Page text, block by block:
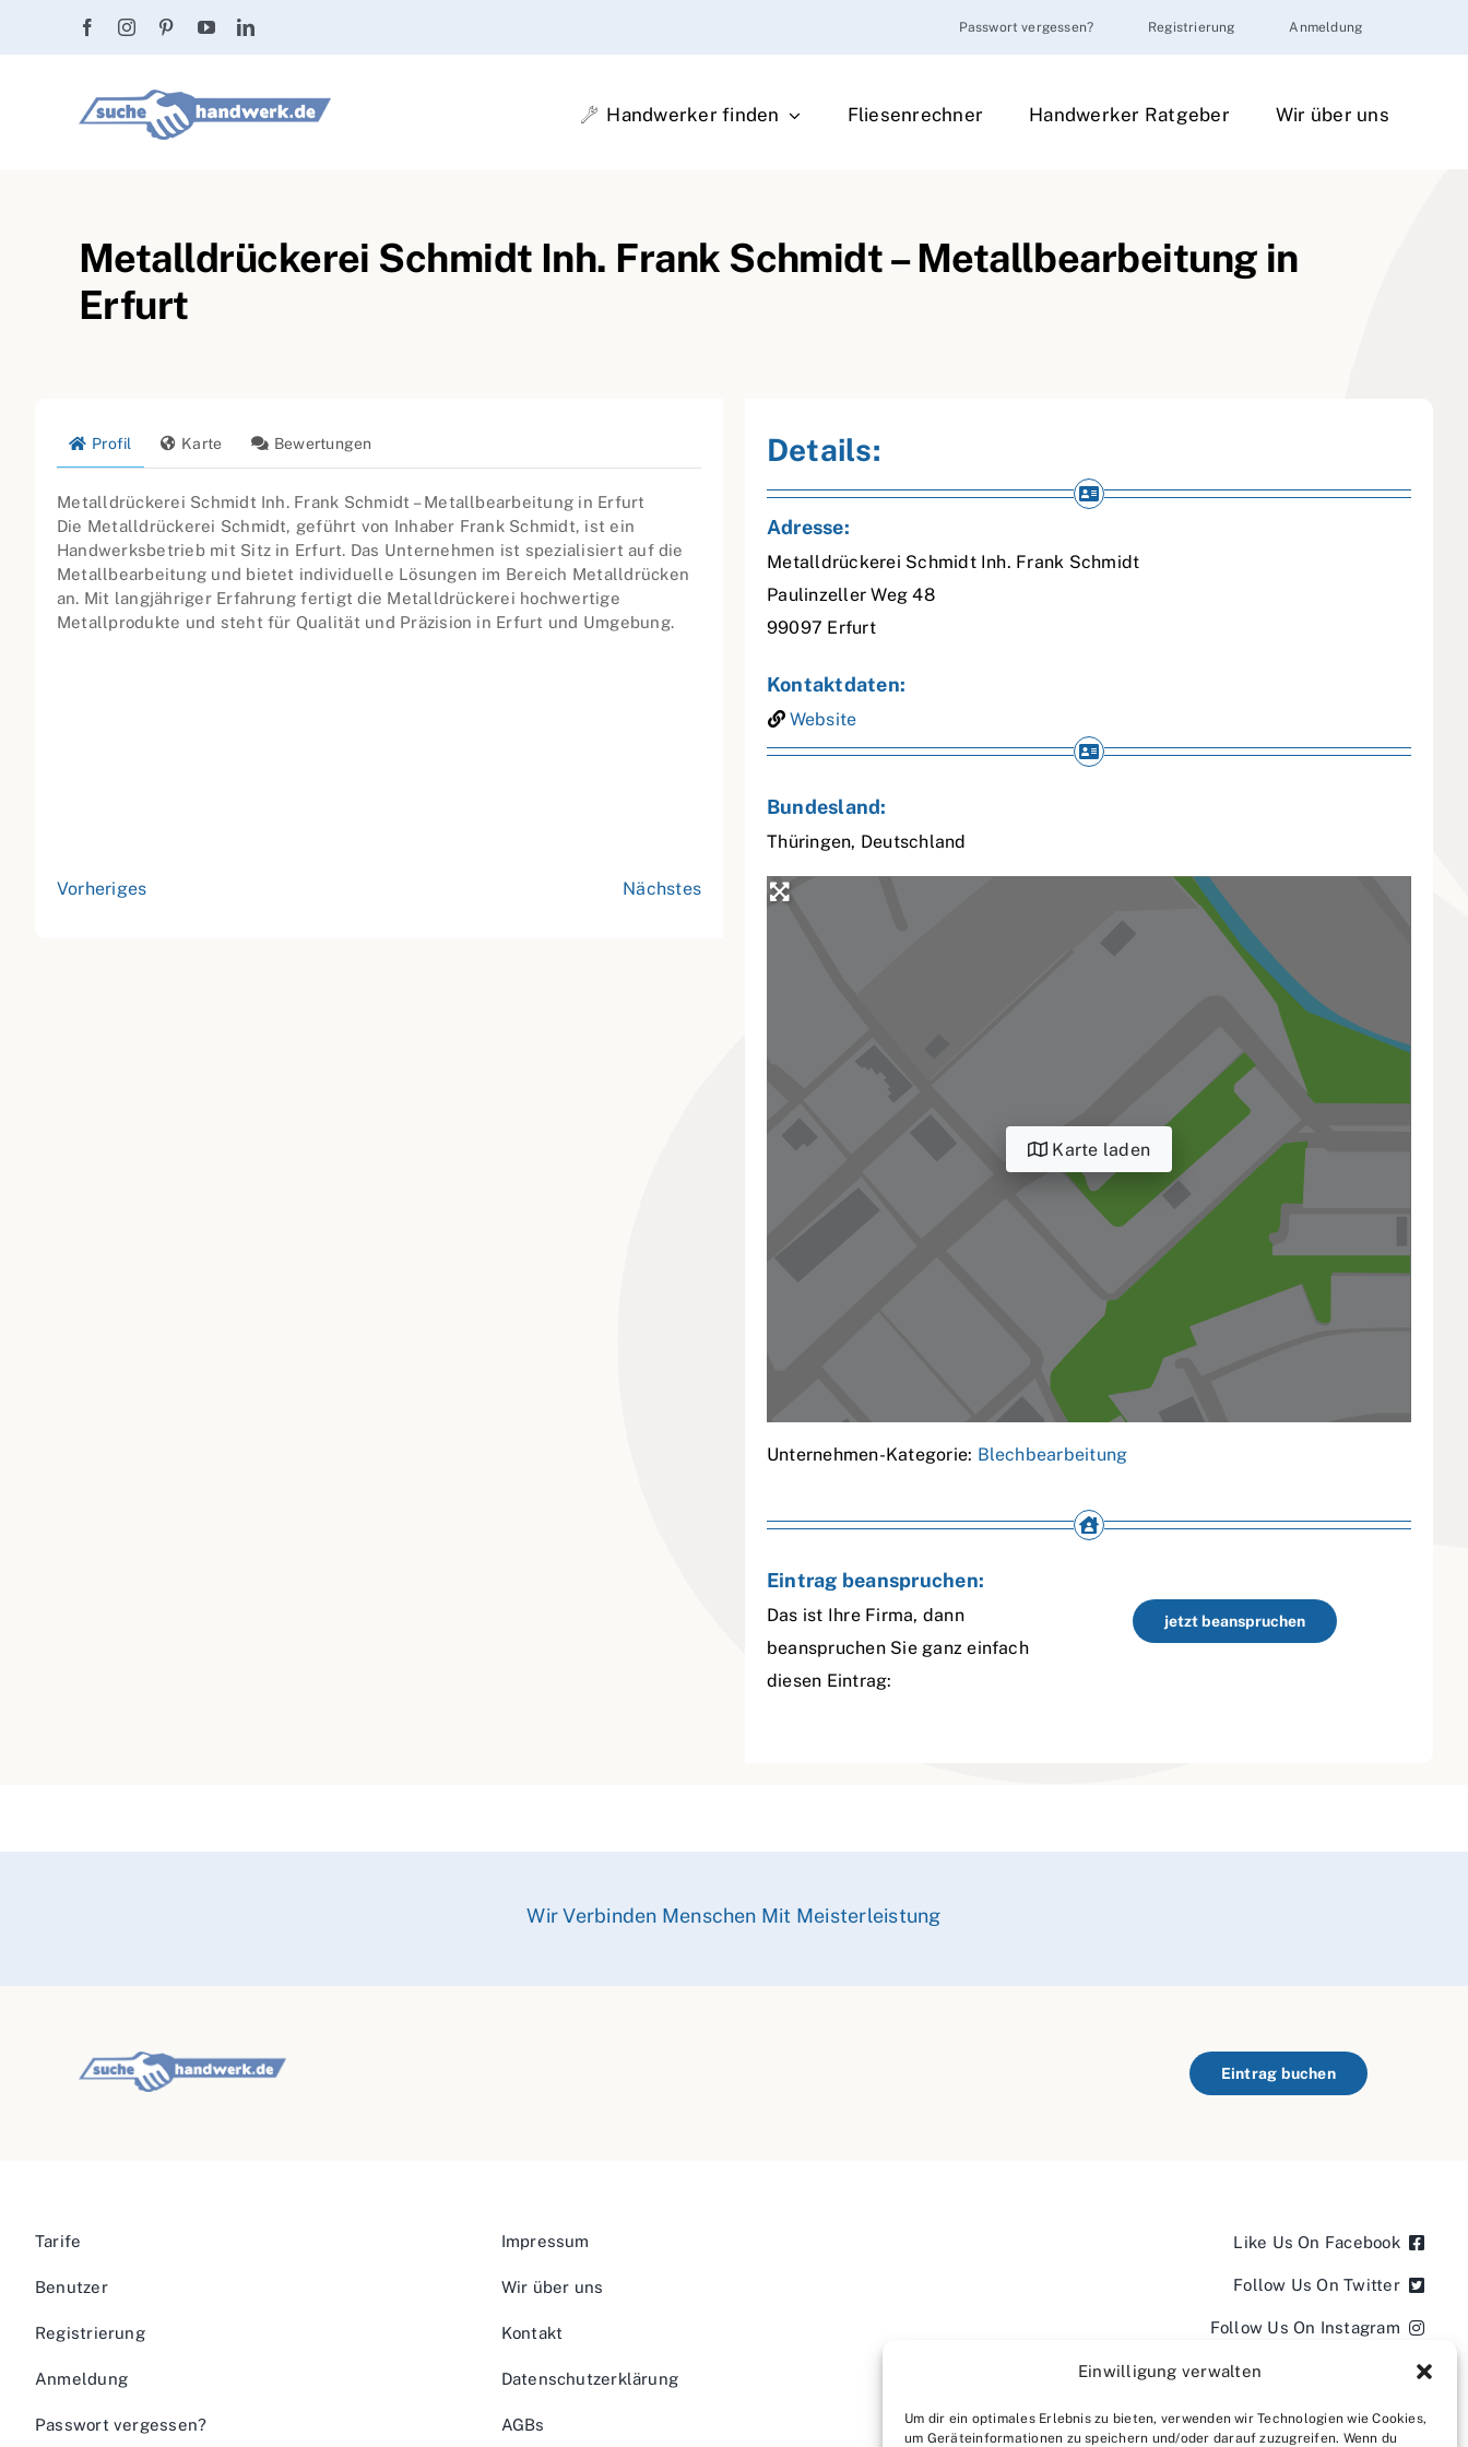
Einwilligung verwalten
Um dir ein optimales Erlebnis zu bieten, verwenden wir Technologien wie Cookies,
um Geräteinformationen zu speichern und/oder darauf zuzugreifen. Wenn du
Passwort vergessen? Registrierung Anmeldung
Handwerker finden Fliesenrechner Handwerker Ratgeber Wir über uns
Metalldrückerei Schmidt Inh. Frank Schmidt – Metallbearbeitung in
Erfurt
Profil Karte Bewertungen
Metalldrückerei Schmidt Inh. Frank Schmidt – Metallbearbeitung in Erfurt
Die Metalldrückerei Schmidt, geführt von Inhaber Frank Schmidt, ist ein
Handwerksbetrieb mit Sitz in Erfurt. Das Unternehmen ist spezialisiert auf die
Metallbearbeitung und bietet individuelle Lösungen im Bereich Metalldrücken
an. Mit langjähriger Erfahrung fertigt die Metalldrückerei hochwertige
Metallprodukte und steht für Qualität und Präzision in Erfurt und Umgebung.
Vorheriges Nächstes
Details:
Adresse:
Metalldrückerei Schmidt Inh. Frank Schmidt
Paulinzeller Weg 48
99097 Erfurt
Kontaktdaten:
Website
Bundesland:
Thüringen, Deutschland
Karte laden
Unternehmen-Kategorie: Blechbearbeitung
Eintrag beanspruchen:
Das ist Ihre Firma, dann
beanspruchen Sie ganz einfach
diesen Eintrag:
jetzt beanspruchen
Wir Verbinden Menschen Mit Meisterleistung
Eintrag buchen
Tarife
Benutzer
Registrierung
Anmeldung
Passwort vergessen?
Impressum
Wir über uns
Kontakt
Datenschutzerklärung
AGBs
Like Us On Facebook
Follow Us On Twitter
Follow Us On Instagram
Follow Us On LinkedIn
Follow us on YouTube